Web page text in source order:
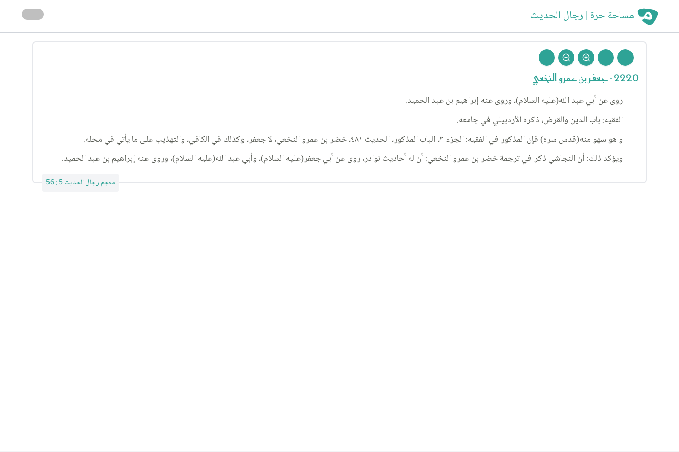
مساحة حرة | رجال الحديث
2220 - جعفر بن عمرو النخعي
روى عن أبي عبد الله(عليه السلام)، وروى عنه إبراهيم بن عبد الحميد.
الفقيه: باب الدين والقرض، ذكره الأردبيلي في جامعه.
و هو سهو منه(قدس سره) فإن المذكور في الفقيه: الجزء ٣، الباب المذكور، الحديث ٤٨١، خضر بن عمرو النخعي، لا جعفر، وكذلك في الكافي، والتهذيب على ما يأتي في محله.
ويؤكد ذلك: أن النجاشي ذكر في ترجمة خضر بن عمرو النخعي: أن له أحاديث نوادر، روى عن أبي جعفر(عليه السلام)، وأبي عبد الله(عليه السلام)، وروى عنه إبراهيم بن عبد الحميد.
معجم رجال الحديث 5 : 56